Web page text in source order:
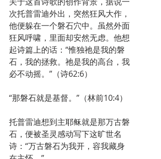
次托普雷迪外出，突然狂风大作，
他便躲在一个磐石穴中。虽然外面
狂风呼啸，里面却安然无虑。他想
起诗篇上的话：“惟独祂是我的磐
石，我的拯救。祂是我的高台，我
必不动摇。”（诗62:6）
“那磐石就是基督。”（林前10:4）
托普雷迪想到主耶稣就是那万古磐
石，便被圣灵感动写下这旷世名
诗：“万古磐石为我开，容我藏身